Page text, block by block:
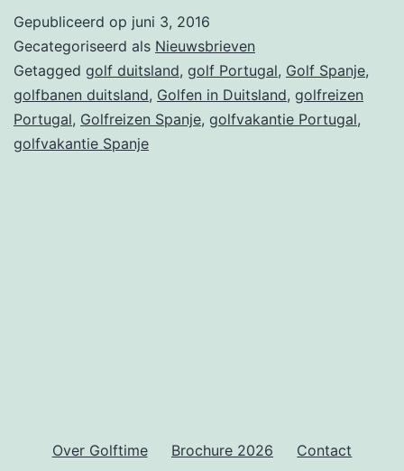
Golfen
in
Duitsland,
Gepubliceerd op juni 3, 2016
Gecategoriseerd als Nieuwsbrieven
Getagged golf duitsland, golf Portugal, Golf Spanje,
golfbanen duitsland, Golfen in Duitsland, golfreizen
Portugal, Golfreizen Spanje, golfvakantie Portugal,
golfvakantie Spanje
Over Golftime Brochure 2026 Contact